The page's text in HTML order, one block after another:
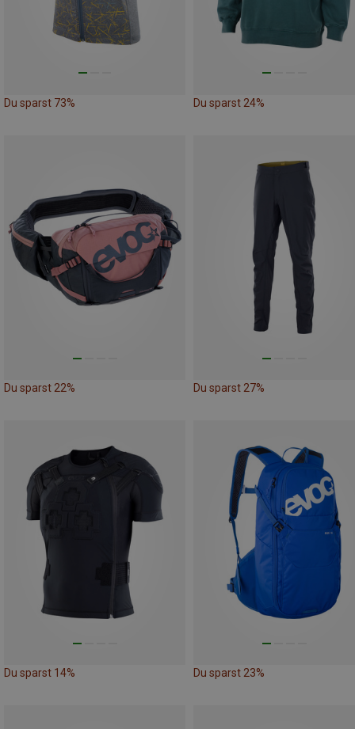
Du sparst 73% Du sparst 24%
Du sparst 22% Du sparst 27%
Du sparst 14% Du sparst 23%